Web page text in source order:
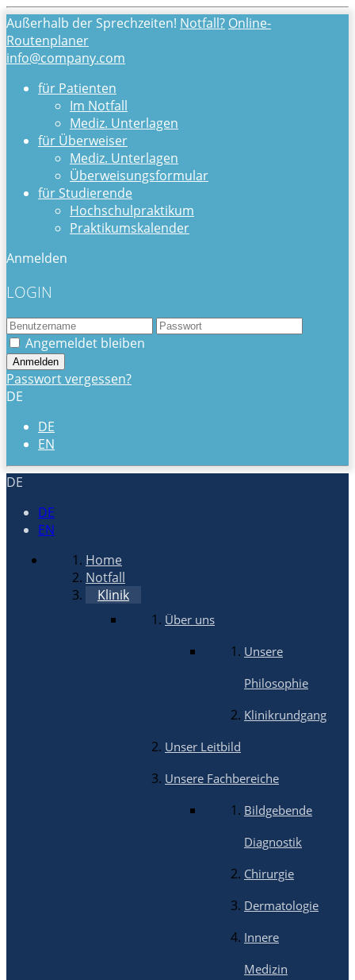
Außerhalb der Sprechzeiten! Notfall? Online-
Routenplaner
info@company.com
für Patienten
Im Notfall
Mediz. Unterlagen
für Überweiser
Mediz. Unterlagen
Überweisungsformular
für Studierende
Hochschulpraktikum
Praktikumskalender
Anmelden
LOGIN
Angemeldet bleiben
Passwort vergessen?
DE
DE
EN
DE
DE
EN
Home
Notfall
Klinik
Über uns
Unsere
Philosophie
Klinikrundgang
Unser Leitbild
Unsere Fachbereiche
Bildgebende
Diagnostik
Chirurgie
Dermatologie
Innere
Medizin